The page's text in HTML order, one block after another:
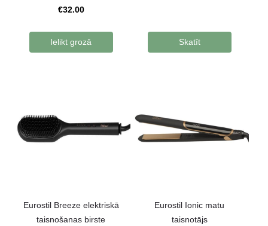
€32.00
Ielikt grozā Skatīt
Eurostil Breeze elektriskā
taisnošanas birste
Eurostil Ionic matu
taisnotājs